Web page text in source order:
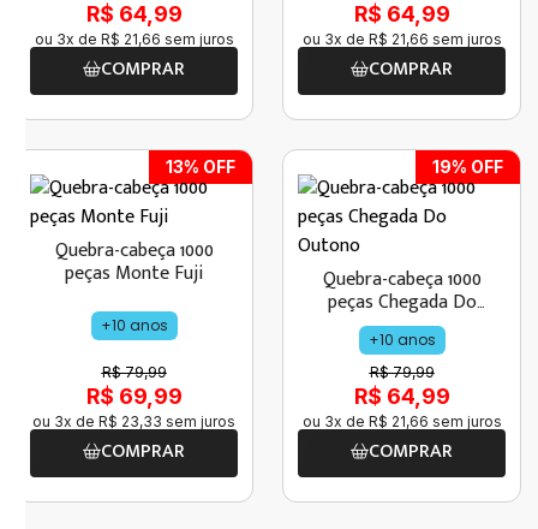
R$ 64,99
ou 3x de R$ 21,66 sem juros
COMPRAR
R$ 64,99
ou 3x de R$ 21,66 sem juros
COMPRAR
13% OFF
Quebra-cabeça 1000
peças Monte Fuji
+10 anos
R$ 79,99
R$ 69,99
ou 3x de R$ 23,33 sem juros
COMPRAR
19% OFF
Quebra-cabeça 1000
peças Chegada Do
Outono
+10 anos
R$ 79,99
R$ 64,99
ou 3x de R$ 21,66 sem juros
COMPRAR